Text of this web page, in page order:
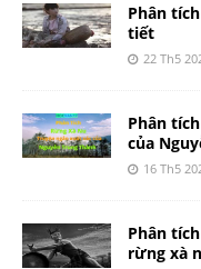
Phân
tiết
22 Th5
Phân
của
16 Th5
Phân
rừng xà